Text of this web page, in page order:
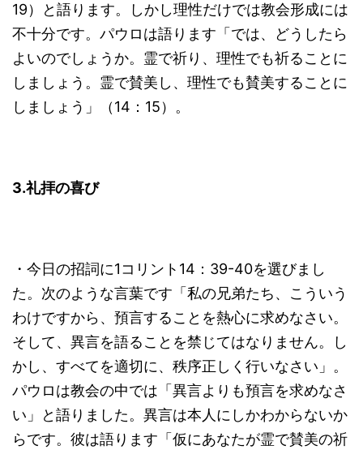
19）と語ります。しかし理性だけでは教会形成には
不十分です。パウロは語ります「では、どうしたら
よいのでしょうか。霊で祈り、理性でも祈ることに
しましょう。霊で賛美し、理性でも賛美することに
しましょう」（14：15）。
3.礼拝の喜び
・今日の招詞に1コリント14：39-40を選びまし
た。次のような言葉です「私の兄弟たち、こういう
わけですから、預言することを熱心に求めなさい。
そして、異言を語ることを禁じてはなりません。し
かし、すべてを適切に、秩序正しく行いなさい」。
パウロは教会の中では「異言よりも預言を求めなさ
い」と語りました。異言は本人にしかわからないか
らです。彼は語ります「仮にあなたが霊で賛美の祈